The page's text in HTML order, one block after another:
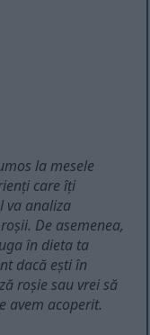
la mesele
care îți
va analiza
De asemenea,
în dieta ta
dacă ești în
roșie sau vrei să
avem acoperit.